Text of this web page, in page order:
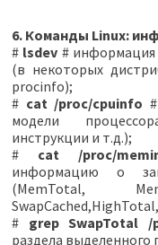
6. Команды Linux:
# lsdev # информация
(в некоторых
procinfo);
# cat /proc/cpuinfo
модели
инструкции и т.д.);
# cat /proc/
информацию о
(MemTotal,
# grep SwapTotal /
раздела выделенного